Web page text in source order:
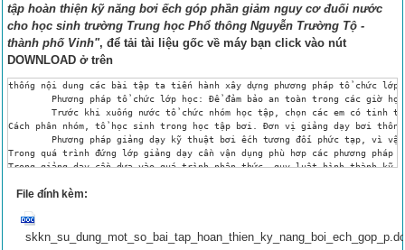
tập hoàn thiện kỹ năng bơi ếch góp phần giảm nguy cơ đuối nước
cho học sinh trường Trung học Phổ thông Nguyễn Trường Tộ -
thành phố Vinh", để tải tài liệu gốc về máy bạn click vào nút
DOWNLOAD ở trên
thống nội dung các bài tập ta tiến hành xây dựng phương pháp tổ chức lớp học, phương pháp giảng dạy, tiến trình giảng dạy kỹ thuật bơi ếch cho học sinh THPT Nguyễn Trường Tộ - TP.Vinh.
 	Phương pháp tổ chức lớp học: Để đảm bảo an toàn trong các giờ học bơi khi lên lớp cần chú ý phải tăng cường giáo dục và giúp học sinh quán triệt các biện pháp an toàn suốt quá trình dạy bơi cũng như nội quy bể bơi. Trong quá trình giảng dạy giáo viên cần chú ý theo dõi, tìm hiểu tình hình sức khỏe của học sinh để có giải pháp thích hợp. Chuẩn bị tốt các điều kiện cà các dụng cụ cứu đuối.
	Trước khi xuống nước tổ chức nhóm học tập, chọn các em có tinh thần cao và khả năng bơi tốt làm tổ trưởng. Các thành viên trong nhóm cần quan tâm giúp đỡ lẫn nhau, chú ý điểm danh từng người trong nhóm. Phải khởi động tốt, khi lên lớp cần chuẩn bị số lượng người cứu đuối thích hợp đứng quan sát trên bờ. Nếu phát hiện có người đuối nước cần lập tức phát tín hiệu và sử dụng các dụng cụ cứu đuối. Trong khi lên lớp bài bơi thứ nhất là kiểm tra ban đầu đối với học sinh để nắm vững trình độ bơi của từng người. Thường xuyên kiểm tra sĩ số của lớp để đề phòng và phát hiện kịp thời sự cố. Khi lên lớp, giáo viên cần đứng ở chỗ có thể quan sát được toàn thể học sinh, nhất là các học sinh cá biệt. Giáo viên có thể chỉ định một số học sinh bơi khá hơn giúp đỡ các học sinh kém, đồng thời đặc biệt chú ý ngăn ngừa phát sinh sự cố ranh giới giữa chỗ nước nông với chỗ nước sâu. Tổ chức dạy bơi phải nghiêm khắc, chặt chẽ, phải có tính tổ chức. Sau giờ học phải điểm danh đủ số học sinh rồi mới nhận xét, biểu dương người tốt, việc tốt, chỉ ra những vấn đề cần chú ý cho lần lên lớp sau.
Cách phân nhóm, tổ học sinh trong học tập bơi. Đơn vị giảng dạy bơi thông thường là lớp. Trong một lớp cần phân thành các nhóm tổ. Việc phân nhóm tổ hợp lý sẽ thuận tiện cho việc dạy và học, có lợi cho việc nâng cao hiệu quả dạy học. Thường có hai cách phân nhóm: Phân nhóm hỗn hợp và phân nhóm theo trình độ kỹ thuật. Thông thường ở các lớp khi chia nhóm mỗi nhóm khoảng 8 đến 10 học sinh.
	Phương pháp giảng dạy kỹ thuật bơi ếch tương đối phức tạp, vì vậy khi dạy bơi ếch cần nắm bắt kỹ thuật cơ bản. Trình tự dạy bơi ếch như sau: sau khi làm quen với nước – tập động tác chân – động tác tay – động tác tay với thở - phối hợp chân với tay – phối hợp toàn bộ kỹ thuật kiểu bơi ( chân – tay – thở).
Trong quá trình đứng lớp giảng dạy cần vận dụng phù hơp các phương pháp để học sinh dễ tiếp thu và nắm bắt nội dung được dễ dàng hơn. Từ việc sắp xếp đội hình và chọn vị trí thị phạm, góc độ và tốc độ khi thị pham để học sinh có thể quan sát đầy đủ và rõ ràng. Ngoài ra người dạy cũng chỉ ra những động tác đúng và động tác sai để học sinh nhận biết và sửa sai kịp thời. Đồng thời sử dụng đa dạng các dụng cụ, phương tiện trực quan để giúp học sinh quan sát rõ ràng và nhận thức đầy đủ, kết hợp sử dụng các ký hiệu, tín hiệu trong giảng dạy để nhấn mạnh, nhắc nhở và biểu dương...
Trong giảng dạy cần dựa vào quá trình nhận thức, quy luật hình thành kỹ năng kỹ xảo, cơ chế của sự thích nghi để sắp xếp nội dung, các tố chất vận động, lượng vận động và độ khó, mức độ phức tạp của động tác phải được tăng dần. Yêu cầu của từng buổi tập sao cho phù hợp với đặc điểm, trình độ, khả năng để học sinh dễ cảm nhận, dễ tiếp thu và dễ thực hiện. 
Sắp xếp nội dung, xác định yêu cầu, lựa chọn bài tập khi giảng dạy từ dễ đến khó, từ đơn giản đến phức tạp, từ nhẹ đến nặng, từ chưa biết đến biết, từ tại chỗ đến di chuyển, từ chậm đến nhanh, một bên rồi đến hai bên...
Dạy kỹ thuật mới trên cơ sở củng cố kỹ thuật cũ, những hiểu biết và kĩ năng đã có.
Tăng dần lượng vận động bằng cách tăng dần cự ly, số lần lặp lại, tốc độ bơi, giảm dần thời gian nghỉ giữa quãng.
Cần chú ý đến đặc điểm cá nhân về tuổi, giới tính, sức khỏe, khả năng tiếp thu, trạng thái tâm lý để dần nâng cao yêu cầu và độ khó bài tập. 
	Phương pháp tổ chức tập luyện Đội hình tập
File đính kèm: